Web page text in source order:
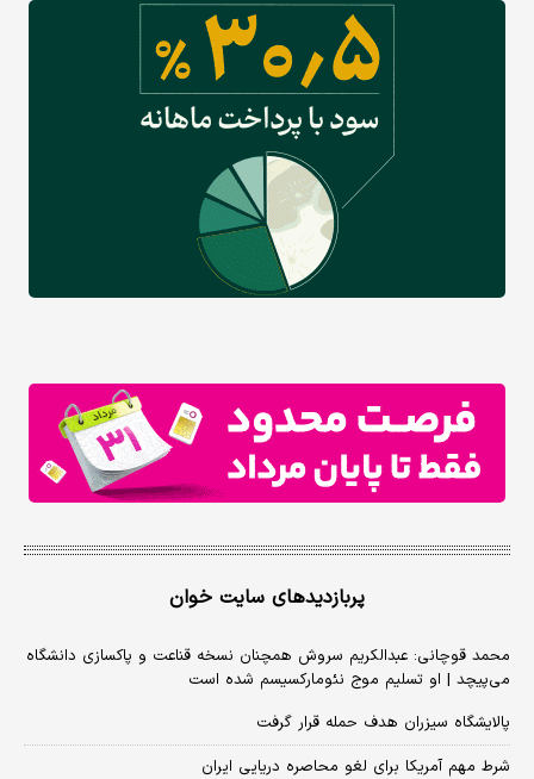
پربازدیدهای سایت خوان
محمد قوچانی: عبدالکریم سروش همچنان نسخه قناعت و پاکسازی دانشگاه
می‌پیچد | او تسلیم موج نئومارکسیسم شده است
پالایشگاه سیزران هدف حمله قرار گرفت
شرط مهم آمریکا برای لغو محاصره دریایی ایران